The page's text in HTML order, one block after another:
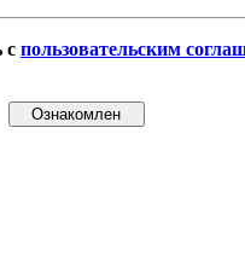
с пользовательским
Ознакомлен